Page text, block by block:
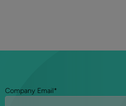
Company Email*